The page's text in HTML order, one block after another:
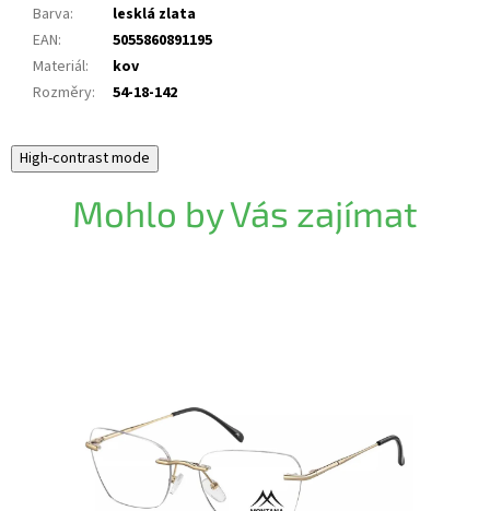
Barva:
lesklá zlata
EAN:
5055860891195
Materiál:
kov
Rozměry: 54-18-142
High-contrast mode
Mohlo by Vás zajímat